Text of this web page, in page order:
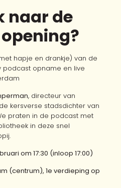
naar de
hapje en drankje) van de
podcast opname en live
, directeur van
kersverse stadsdichter van
praten in de podcast met
in deze snel
om 17:30 (inloop 17:00)
(centrum), 1e verdieping op